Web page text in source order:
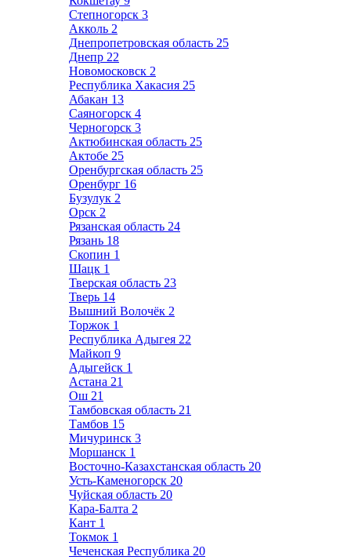
Степногорск 3
Акколь 2
Днепропетровская область 25
Днепр 22
Новомосковск 2
Республика Хакасия 25
Абакан 13
Саяногорск 4
Черногорск 3
Актюбинская область 25
Актобе 25
Оренбургская область 25
Оренбург 16
Бузулук 2
Орск 2
Рязанская область 24
Рязань 18
Скопин 1
Шацк 1
Тверская область 23
Тверь 14
Вышний Волочёк 2
Торжок 1
Республика Адыгея 22
Майкоп 9
Адыгейск 1
Астана 21
Ош 21
Тамбовская область 21
Тамбов 15
Мичуринск 3
Моршанск 1
Восточно-Казахстанская область 20
Усть-Каменогорск 20
Чуйская область 20
Кара-Балта 2
Кант 1
Токмок 1
Чеченская Республика 20